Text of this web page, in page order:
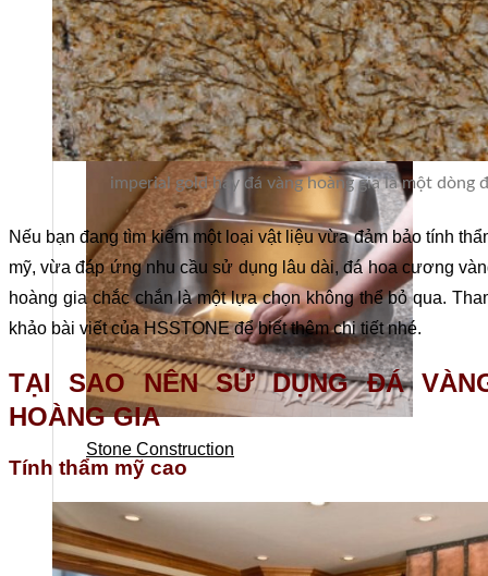
Stone design
Stone Construction
imperial gold hay đá vàng hoàng gia là một dòng
Nếu bạn đang tìm kiếm một loại vật liệu vừa đảm bảo tính
mỹ, vừa đáp ứng nhu cầu sử dụng lâu dài, đá hoa cương
hoàng gia chắc chắn là một lựa chọn không thể bỏ qua.
khảo bài viết của HSSTONE để biết thêm chi tiết nhé.
TẠI SAO NÊN SỬ DỤNG ĐÁ
HOÀNG GIA
Tính thẩm mỹ cao